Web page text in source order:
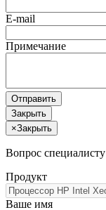
E-mail
Примечание
Отправить
Закрыть
×Закрыть
Вопрос специалисту
Продукт
Ваше имя